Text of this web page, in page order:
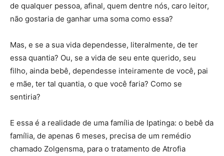
de qualquer pessoa, afinal, quem dentre nós, caro leitor,
não gostaria de ganhar uma soma como essa?
Mas, e se a sua vida dependesse, literalmente, de ter
essa quantia? Ou, se a vida de seu ente querido, seu
filho, ainda bebê, dependesse inteiramente de você, pai
e mãe, ter tal quantia, o que você faria? Como se
sentiria?
E essa é a realidade de uma família de Ipatinga: o bebê da
família, de apenas 6 meses, precisa de um remédio
chamado Zolgensma, para o tratamento de Atrofia